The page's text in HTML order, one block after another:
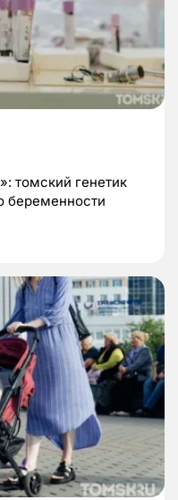
томский генетик
беременности